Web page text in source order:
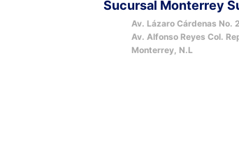
Sucursal Monterrey
Av. Lázaro Cárdenas No.
Av. Alfonso Reyes Col.
Monterrey, N.L